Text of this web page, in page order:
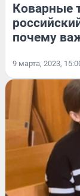
Коварные
почему
9 марта, 2023,